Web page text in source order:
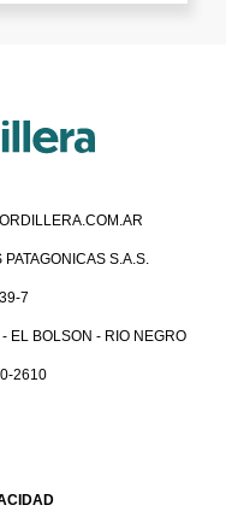
S.A.S.
7
EL BOLSON - RIO NEGRO
2610